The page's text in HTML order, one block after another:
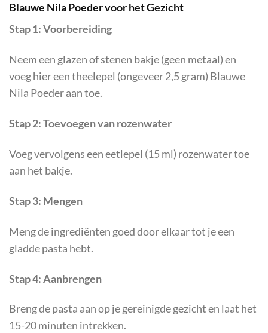
Blauwe Nila Poeder voor het Gezicht
Stap 1: Voorbereiding
Neem een glazen of stenen bakje (geen metaal) en
voeg hier een theelepel (ongeveer 2,5 gram) Blauwe
Nila Poeder aan toe.
Stap 2: Toevoegen van rozenwater
Voeg vervolgens een eetlepel (15 ml) rozenwater toe
aan het bakje.
Stap 3: Mengen
Meng de ingrediënten goed door elkaar tot je een
gladde pasta hebt.
Stap 4: Aanbrengen
Breng de pasta aan op je gereinigde gezicht en laat het
15-20 minuten intrekken.